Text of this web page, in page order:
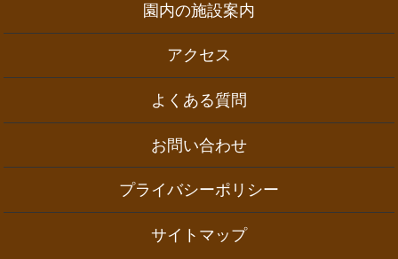
園内の施設案内
アクセス
よくある質問
お問い合わせ
プライバシーポリシー
サイトマップ